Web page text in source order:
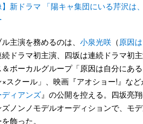
】新ドラマ 「陽キャ集団にいる芹沢
主演を務めるのは、 小泉光咲 （原因
続ドラマ初主演、四坂は連続ドラマ初
＆ボーカルグループ「原因は自分にあ
×スクール」、映画『アオショー!』な
ィアンズ』の公開を控える。四坂亮
ズノンノモデルオーディションで、モ
飾った。